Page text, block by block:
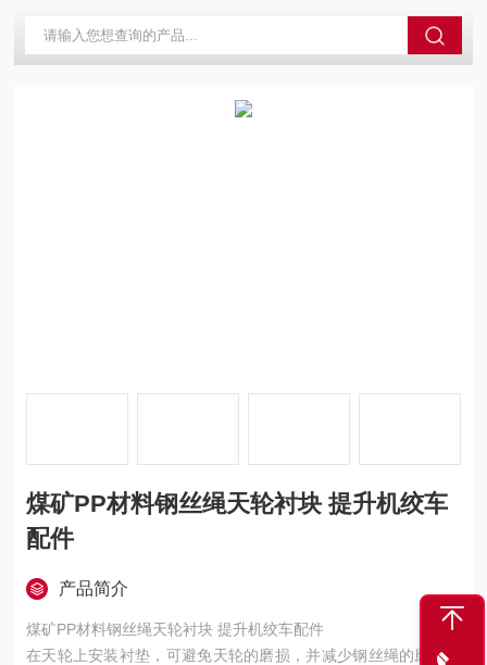
煤矿PP材料钢丝绳天轮衬块 提升机绞车
配件
产品简介
煤矿PP材料钢丝绳天轮衬块 提升机绞车配件
在天轮上安装衬垫，可避免天轮的磨损，并减少钢丝绳的磨损、